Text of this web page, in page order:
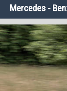
Mercedes -